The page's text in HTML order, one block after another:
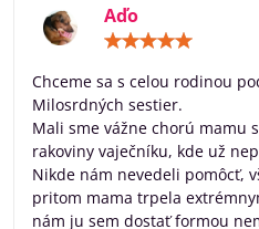
Aďo
5
Chceme sa s celou rodinou
Milosrdných sestier.
Mali sme vážne chorú mamu
rakoviny vaječníku, kde už
Nikde nám nevedeli pomôcť,
pritom mama trpela
nám ju sem dostať formou